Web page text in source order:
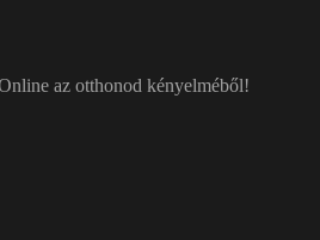
az otthonod kényelméből!